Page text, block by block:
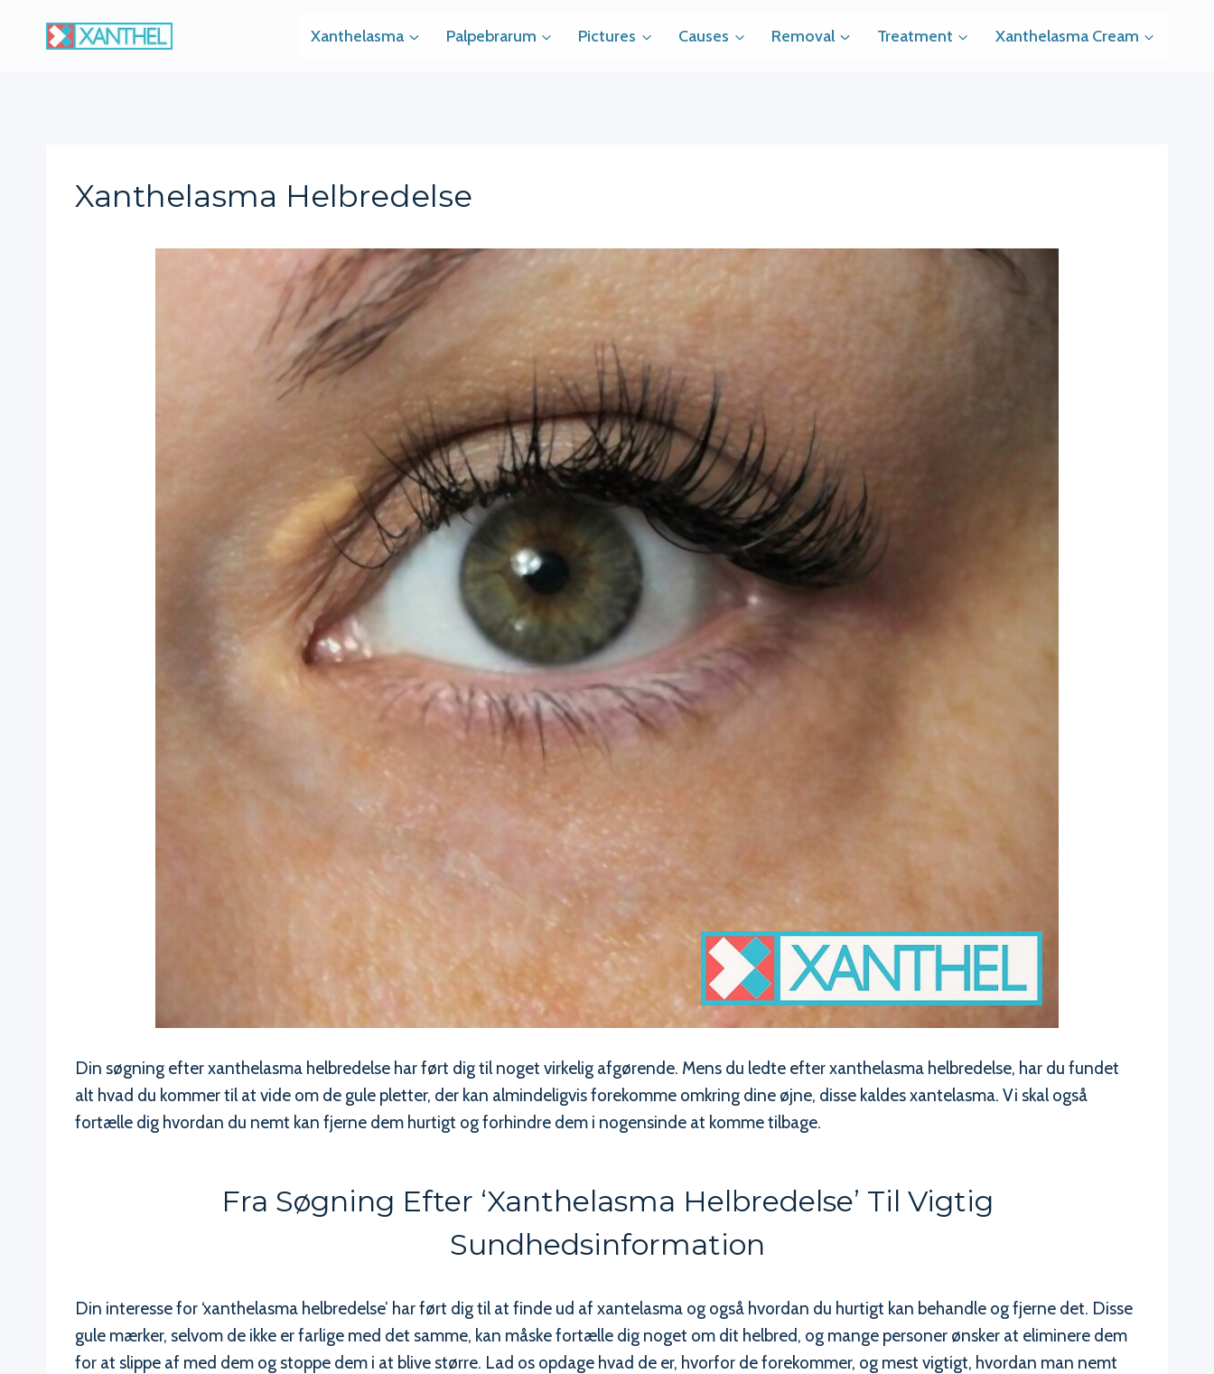
Xanthelasma Palpebrarum Pictures Causes Removal Treatment Xanthelasma Cream
Xanthelasma Helbredelse
Din søgning efter xanthelasma helbredelse har ført dig til noget virkelig afgørende. Mens du ledte efter xanthelasma helbredelse, har du fundet
alt hvad du kommer til at vide om de gule pletter, der kan almindeligvis forekomme omkring dine øjne, disse kaldes xantelasma. Vi skal også
fortælle dig hvordan du nemt kan fjerne dem hurtigt og forhindre dem i nogensinde at komme tilbage.
Fra Søgning Efter ‘xanthelasma Helbredelse’ Til Vigtig
Sundhedsinformation
Din interesse for ‘xanthelasma helbredelse’ har ført dig til at finde ud af xantelasma og også hvordan du hurtigt kan behandle og fjerne det. Disse
gule mærker, selvom de ikke er farlige med det samme, kan måske fortælle dig noget om dit helbred, og mange personer ønsker at eliminere dem
for at slippe af med dem og stoppe dem i at blive større. Lad os opdage hvad de er, hvorfor de forekommer, og mest vigtigt, hvordan man nemt